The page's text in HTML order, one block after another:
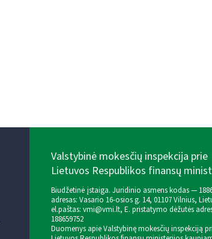
Valstybinė mokesčių inspekcija prie
Lietuvos Respublikos finansų
Biudžetinė įstaiga. Juridinio asmens kodas —
adresas: Vasario 16-osios g. 14, 01107 Vilnius,
el.paštas: vmi@vmi.lt, E. pristatymo dėžutės
188659752
Duomenys apie Valstybinę mokesčių inspekciją